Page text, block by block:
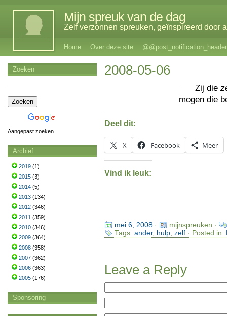
Mijn spreuk van de dag
Zelf verzonnen spreuken, geïnspireerd door
Home Over deze site @@post_notification_header
2008-05-06
Zij die
mogen die
Deel dit:
X Facebook Meer
Vind ik leuk:
mei 6, 2008·
mijnspreuken ·
Tags: ander, hulp, zelf· Posted in:
Leave a Reply
Zoeken
Aangepast zoeken
Archief
2019 (1)
2015 (3)
2014 (5)
2013 (134)
2012 (346)
2011 (359)
2010 (346)
2009 (364)
2008 (358)
2007 (362)
2006 (363)
2005 (176)
Sponsoring